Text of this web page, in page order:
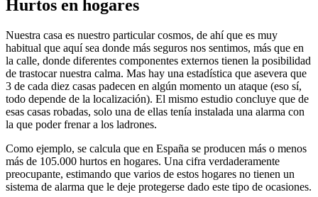
Hurtos en hogares
Nuestra casa es nuestro particular cosmos, de ahí que es muy
habitual que aquí sea donde más seguros nos sentimos, más que en
la calle, donde diferentes componentes externos tienen la posibilidad
de trastocar nuestra calma. Mas hay una estadística que asevera que
3 de cada diez casas padecen en algún momento un ataque (eso sí,
todo depende de la localización). El mismo estudio concluye que de
esas casas robadas, solo una de ellas tenía instalada una alarma con
la que poder frenar a los ladrones.
Como ejemplo, se calcula que en España se producen más o menos
más de 105.000 hurtos en hogares. Una cifra verdaderamente
preocupante, estimando que varios de estos hogares no tienen un
sistema de alarma que le deje protegerse dado este tipo de ocasiones.